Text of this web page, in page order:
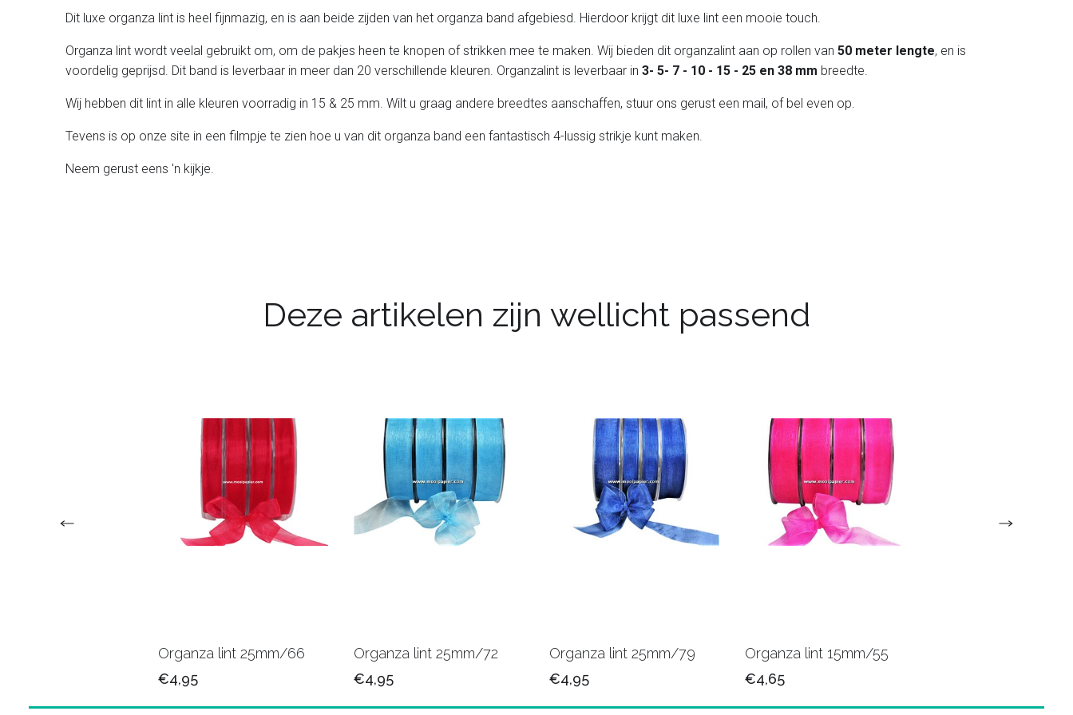
Dit luxe organza lint is heel fijnmazig, en is aan beide zijden van het organza band afgebiesd. Hierdoor krijgt dit luxe lint een mooie touch.
Organza lint wordt veelal gebruikt om, om de pakjes heen te knopen of strikken mee te maken. Wij bieden dit organzalint aan op rollen van 50 meter lengte, en is
voordelig geprijsd. Dit band is leverbaar in meer dan 20 verschillende kleuren. Organzalint is leverbaar in 3- 5- 7 - 10 - 15 - 25 en 38 mm breedte.
Wij hebben dit lint in alle kleuren voorradig in 15 & 25 mm. Wilt u graag andere breedtes aanschaffen, stuur ons gerust een mail, of bel even op.
Tevens is op onze site in een filmpje te zien hoe u van dit organza band een fantastisch 4-lussig strikje kunt maken.
Neem gerust eens 'n kijkje.
Deze artikelen zijn wellicht passend
Organza lint 25mm/66
€4,95
Organza lint 25mm/72
€4,95
Organza lint 25mm/79
€4,95
Organza lint 15mm/55
€4,65